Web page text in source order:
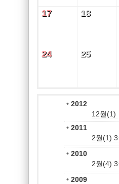
17
17 18
18
24
24 25
25
• 2012
12월(1)
• 2011
2월(1)
• 2010
2월(4)
• 2009